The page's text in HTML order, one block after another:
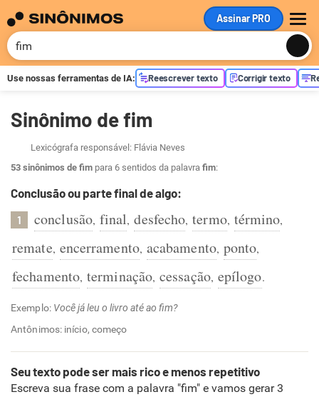
Assinar PRO
Use nossas ferramentas de IA: Reescrever texto Corrigir texto
Sinônimo de fim
Lexicógrafa responsável: Flávia Neves
53 sinônimos de fim para 6 sentidos da palavra fim:
Conclusão ou parte final de algo:
1 conclusão, final, desfecho, termo, término,
remate, encerramento, acabamento, ponto,
fechamento, terminação, cessação, epílogo.
Exemplo: Você já leu o livro até ao fim?
Antônimos: início, começo
Seu texto pode ser mais rico e menos repetitivo
Escreva sua frase com a palavra "fim" e vamos gerar 3